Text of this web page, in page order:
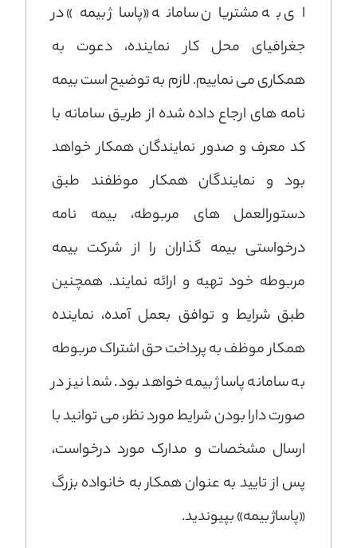
ای به مشتریان سامانه «پاساژ بیمه» در
جغرافیای محل کار نماینده، دعوت به
همکاری می نماییم. لازم به توضیح است بیمه
نامه های ارجاع داده شده از طریق سامانه با
کد معرف و صدور نمایندگان همکار خواهد
بود و نمایندگان همکار موظفند طبق
دستورالعمل های مربوطه، بیمه نامه
درخواستی بیمه گذاران را از شرکت بیمه
مربوطه خود تهیه و ارائه نمایند. همچنین
طبق شرایط و توافق بعمل آمده، نماینده
همکار موظف به پرداخت حق اشتراک مربوطه
به سامانه پاساژ بیمه خواهد بود. شما نیز در
صورت دارا بودن شرایط مورد نظر، می توانید با
ارسال مشخصات و مدارک مورد درخواست،
پس از تایید به عنوان همکار به خانواده بزرگ
«پاساژ بیمه» بپیوندید.